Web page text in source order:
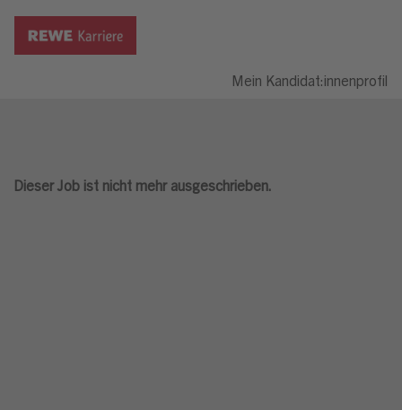
Mein Kandidat:innenprofil
Dieser Job ist nicht mehr ausgeschrieben.